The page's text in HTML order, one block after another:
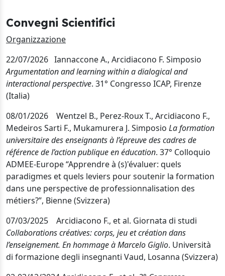
Convegni Scientifici
Organizzazione
22/07/2026 Iannaccone A., Arcidiacono F. Simposio
Argumentation and learning within a dialogical and
interactional perspective. 31° Congresso ICAP, Firenze
(Italia)
08/01/2026 Wentzel B., Perez-Roux T., Arcidiacono F.,
Medeiros Sarti F., Mukamurera J. Simposio La formation
universitaire des enseignants à l’épreuve des cadres de
référence de l’action publique en éducation. 37° Colloquio
ADMEE-Europe “Apprendre à (s)'évaluer: quels
paradigmes et quels leviers pour soutenir la formation
dans une perspective de professionnalisation des
métiers?”, Bienne (Svizzera)
07/03/2025 Arcidiacono F., et al. Giornata di studi
Collaborations créatives: corps, jeu et création dans
l’enseignement. En hommage à Marcelo Giglio. Università
di formazione degli insegnanti Vaud, Losanna (Svizzera)